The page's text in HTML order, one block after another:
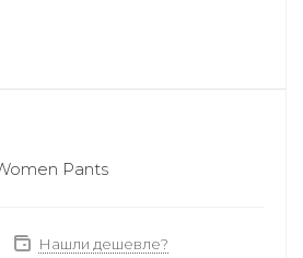
Pants
Нашли дешевле?